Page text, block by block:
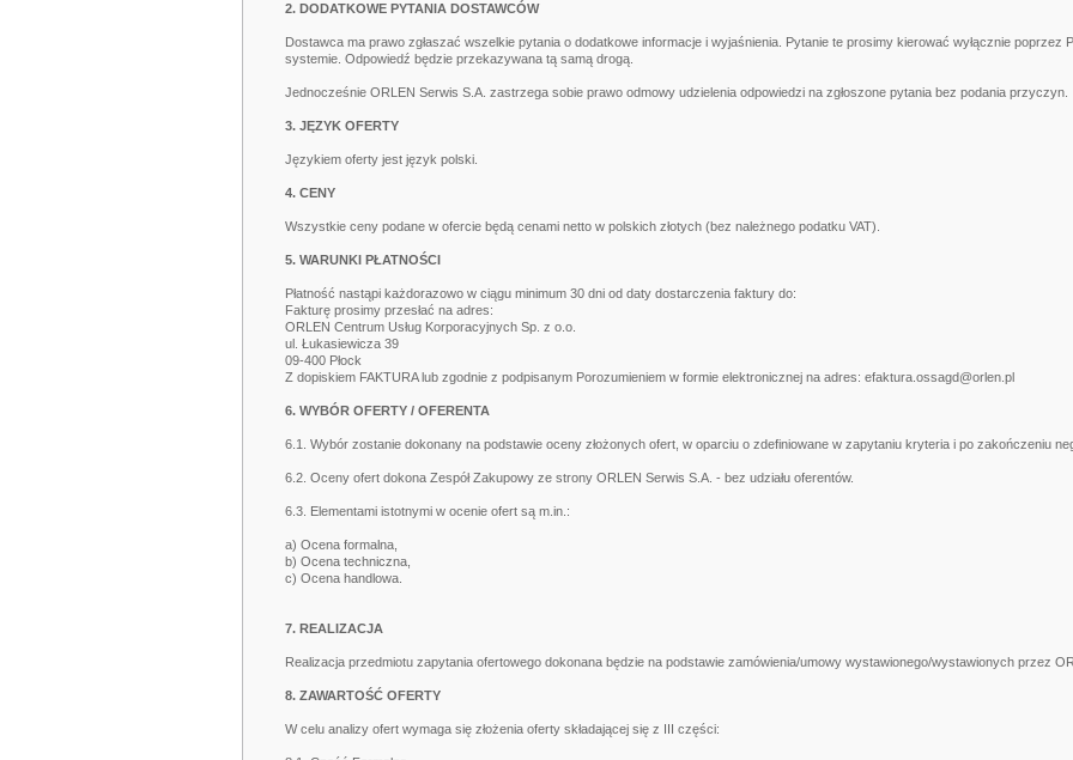
2. DODATKOWE PYTANIA DOSTAWCÓW
Dostawca ma prawo zgłaszać wszelkie pytania o dodatkowe informacje i wyjaśnienia. Pytanie te prosimy kierować wyłącznie poprzez
systemie. Odpowiedź będzie przekazywana tą samą drogą.
Jednocześnie ORLEN Serwis S.A. zastrzega sobie prawo odmowy udzielenia odpowiedzi na zgłoszone pytania bez podania przyczyn.
3. JĘZYK OFERTY
Językiem oferty jest język polski.
4. CENY
Wszystkie ceny podane w ofercie będą cenami netto w polskich złotych (bez należnego podatku VAT).
5. WARUNKI PŁATNOŚCI
Płatność nastąpi każdorazowo w ciągu minimum 30 dni od daty dostarczenia faktury do:
Fakturę prosimy przesłać na adres:
ORLEN Centrum Usług Korporacyjnych Sp. z o.o.
ul. Łukasiewicza 39
09-400 Płock
Z dopiskiem FAKTURA lub zgodnie z podpisanym Porozumieniem w formie elektronicznej na adres: efaktura.ossagd@orlen.pl
6. WYBÓR OFERTY / OFERENTA
6.1. Wybór zostanie dokonany na podstawie oceny złożonych ofert, w oparciu o zdefiniowane w zapytaniu kryteria i po zakończeniu
6.2. Oceny ofert dokona Zespół Zakupowy ze strony ORLEN Serwis S.A. - bez udziału oferentów.
6.3. Elementami istotnymi w ocenie ofert są m.in.:
a) Ocena formalna,
b) Ocena techniczna,
c) Ocena handlowa.
7. REALIZACJA
Realizacja przedmiotu zapytania ofertowego dokonana będzie na podstawie zamówienia/umowy wystawionego/wystawionych przez
8. ZAWARTOŚĆ OFERTY
W celu analizy ofert wymaga się złożenia oferty składającej się z III części: